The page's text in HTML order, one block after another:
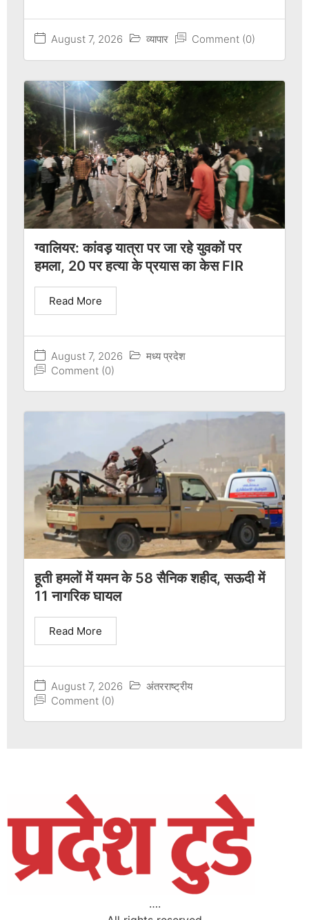
August 7, 2026 व्यापार Comment (0)
ग्वालियर: कांवड़ यात्रा पर जा रहे युवकों पर
हमला, 20 पर हत्या के प्रयास का केस FIR
August 7, 2026
मध्य प्रदेश
Comment (0)
Read More
हूती हमलों में यमन के 58 सैनिक शहीद, सऊदी में
11 नागरिक घायल
August 7, 2026
अंतरराष्ट्रीय
Comment (0)
Read More
….